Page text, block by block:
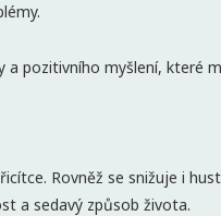
pozitivního myšlení, které
Rovněž se snižuje i
a sedavý způsob života.